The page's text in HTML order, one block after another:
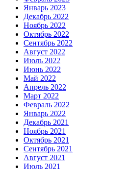
Январь 2023
Декабрь 2022
Ноябрь 2022
Октябрь 2022
Сентябрь 2022
Август 2022
Июль 2022
Июнь 2022
Май 2022
Апрель 2022
Март 2022
Февраль 2022
Январь 2022
Декабрь 2021
Ноябрь 2021
Октябрь 2021
Сентябрь 2021
Август 2021
Июль 2021